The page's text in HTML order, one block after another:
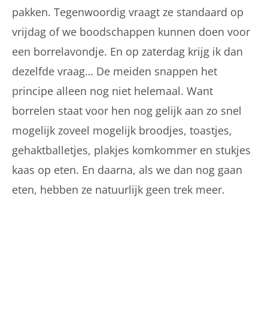
pakken. Tegenwoordig vraagt ze standaard op
vrijdag of we boodschappen kunnen doen voor
een borrelavondje. En op zaterdag krijg ik dan
dezelfde vraag… De meiden snappen het
principe alleen nog niet helemaal. Want
borrelen staat voor hen nog gelijk aan zo snel
mogelijk zoveel mogelijk broodjes, toastjes,
gehaktballetjes, plakjes komkommer en stukjes
kaas op eten. En daarna, als we dan nog gaan
eten, hebben ze natuurlijk geen trek meer.